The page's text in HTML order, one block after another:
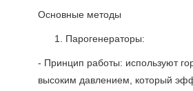
Основные методы
Парогенераторы:
- Принцип работы: используют
высоким давлением, который